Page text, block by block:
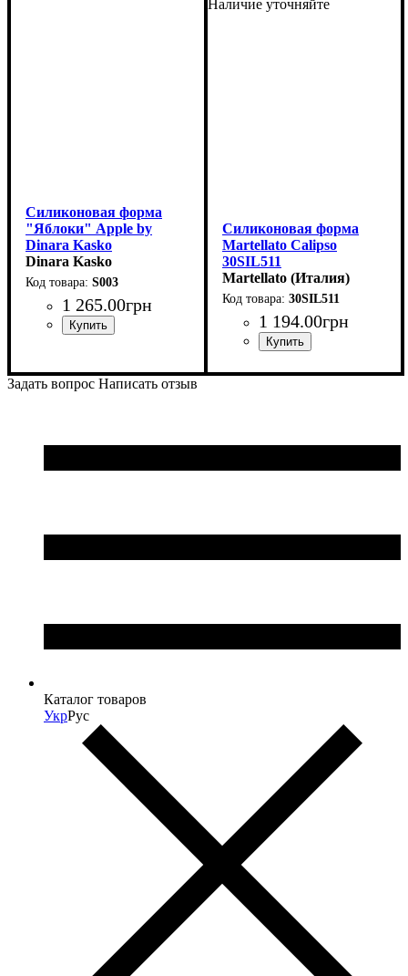
Силиконовая форма
"Яблоки" Apple by
Dinara Kasko
(100мм,h60мм,150мл)
Dinara Kasko
S003
1 265.00грн
Наличие уточняйте
Силиконовая форма
Martellato Calipso
30SIL511
(79x59мм,h54мм,100мл)
Martellato (Италия)
30SIL511
1 194.00грн
Задать вопрос Написать отзыв
Каталог товаров
УкрРус